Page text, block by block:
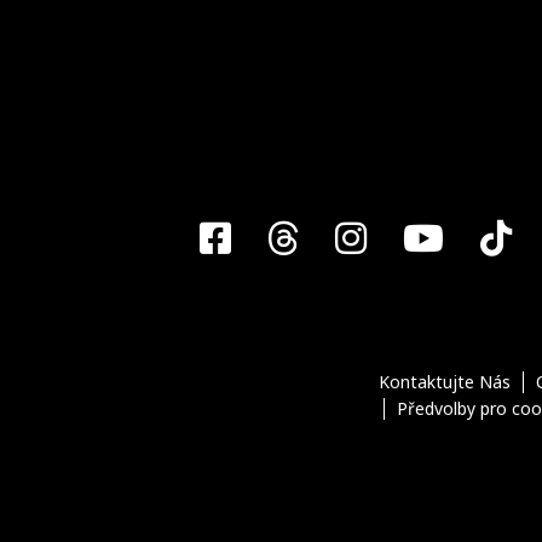
Facebook
ThreadsInstagram
Kontaktujte Nás
Předvolby pro